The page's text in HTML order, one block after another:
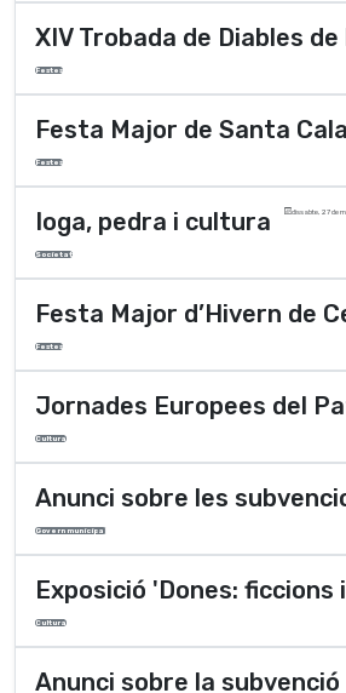
XIV Trobada de Diables
Festes
Festa Major de Santa
Festes
Ioga, pedra i cultura dissabte, 27 de
Societat
Festa Major d’Hivern de
Festes
Jornades Europees del
Cultura
Anunci sobre les
Govern municipal
Exposició 'Dones:
Cultura
Anunci sobre la